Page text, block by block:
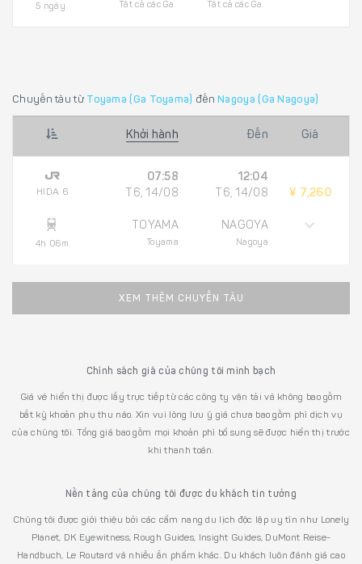
5 ngày Tất cả các Ga Tất cả các Ga
Chuyến tàu từ Toyama (Ga Toyama) đến Nagoya (Ga Nagoya)
Khởi hành Đến Giá
HIDA 6
4h 06m
07:58
T6, 14/08
TOYAMA
Toyama
12:04
T6, 14/08
NAGOYA
Nagoya
¥ 7,260
XEM THÊM CHUYẾN TÀU
Chính sách giá của chúng tôi minh bạch
Giá vé hiển thị được lấy trực tiếp từ các công ty vận tải và không bao gồm
bất kỳ khoản phụ thu nào. Xin vui lòng lưu ý giá chưa bao gồm phí dịch vụ
của chúng tôi. Tổng giá bao gồm mọi khoản phí bổ sung sẽ được hiển thị trước
khi thanh toán.
Nền tảng của chúng tôi được du khách tin tưởng
Chúng tôi được giới thiệu bởi các cẩm nang du lịch độc lập uy tín như Lonely
Planet, DK Eyewitness, Rough Guides, Insight Guides, DuMont Reise-
Handbuch, Le Routard và nhiều ấn phẩm khác. Du khách luôn đánh giá cao